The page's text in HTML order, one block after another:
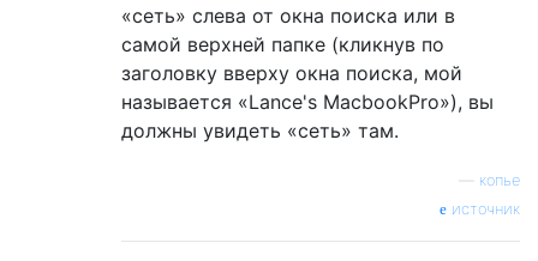
«сеть» слева от окна поиска или в
самой верхней папке (кликнув по
заголовку вверху окна поиска, мой
называется «Lance's MacbookPro»), вы
должны увидеть «сеть» там.
копье
источник